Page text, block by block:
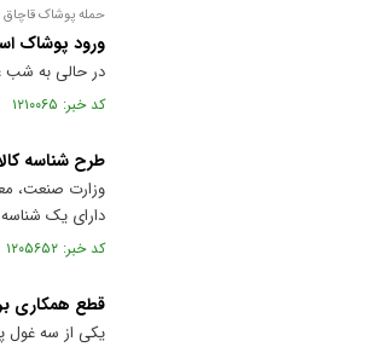
حمله پوشاک قاچاق
ورود پوشاک
در حالی به شب
کد خبر: ۱۲۱۰۰۶۵ تاریخ انتشار : ۱۴۰۲/۱۰/۲۴
طرح شناسه
وزارت صنعت،
دارای یک
کد خبر: ۱۲۰۵۶۵۲ تاریخ انتشار : ۱۴۰۲/۱۰/۰۲
قطع همکاری
یکی از سه غول